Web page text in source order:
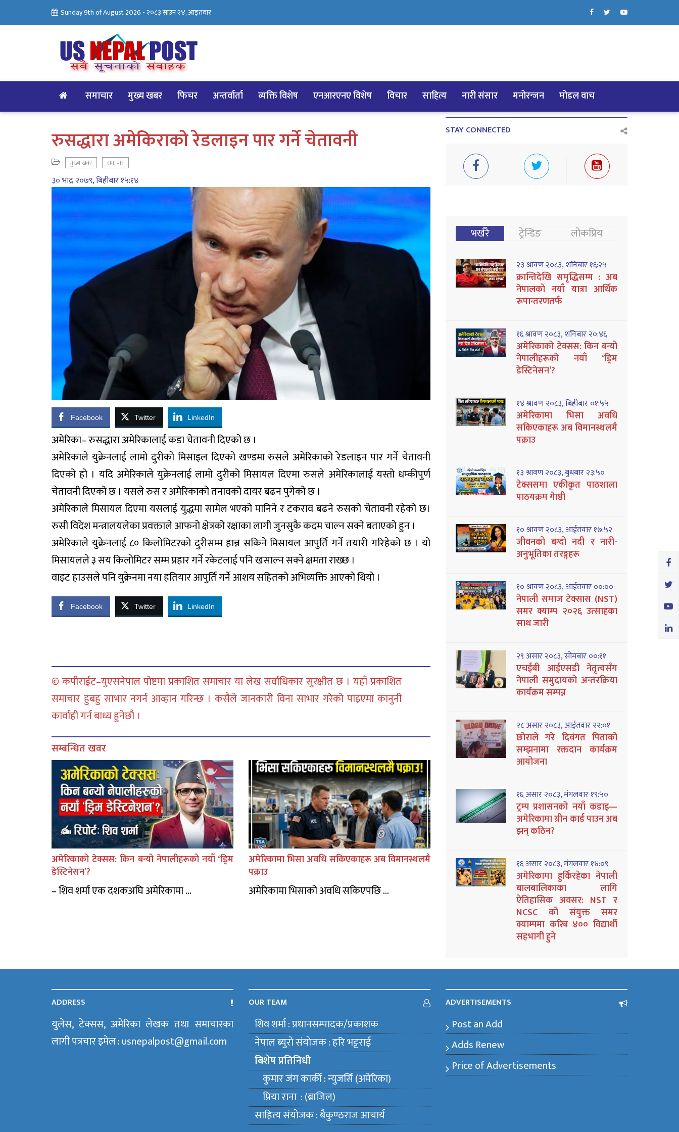
Sunday 9th of August 2026 -२०८३ साउन २४, आइतवार
समाचार मुख्य खबर फिचर अन्तर्वार्ता व्यक्ति विशेष एनआरएनए विशेष विचार साहित्य नारी संसार मनोरन्जन मोडल वाच
रुसद्धारा अमेकिराको रेडलाइन पार गर्ने चेतावनी
मुख्य खबर समाचार
३० भाद्र २०७९, बिहीबार १५:१४
Facebook Twitter LinkedIn
अमेरिका– रुसद्धारा अमेरिकालाई कडा चेतावनी दिएको छ ।
अमेरिकाले युक्रेनलाई लामो दुरीको मिसाइल दिएको खण्डमा रुसले अमेरिकाको रेडलाइन पार गर्ने चेतावनी
दिएको हो । यदि अमेरिकाले युक्रेनलाई लामो दुरीको मिसायल दिएमा रुसले अमेरिकालाई यस्तो धम्कीपुर्ण
चेतावनी दिएको छ । यसले रुस र अमेरिकाको तनावको दायर बढन पुगेको छ ।
अमेरिकाले मिसायल दिएमा यसलाई युद्धमा सामेल भएको मानिने र टकराव बढने रुसको चेतावनी रहेको छ।
रुसी विदेश मन्त्रालयलेका प्रवक्ताले आफनो क्षेत्रको रक्षाका लागी जुनसुकै कदम चाल्न सक्ने बताएको हुन ।
अमेरिकाले युक्रेनलाई ८० किलोमिटरको दुरीसम्म हान्न सकिने मिसायल आपुर्ति गर्ने तयारी गरिहेको छ । यो
मिसायलले ३ सय किलोमिटर सम्म प्रहार गर्ने रकेटलाई पनि खसाल्न सक्ने क्षमता राख्छ ।
वाइट हाउसले पनि युक्रेनमा नया हतियार आपुर्ति गर्ने आशय सहितको अभिव्यक्ति आएको थियो ।
Facebook Twitter LinkedIn
© कपीराईट–युएसनेपाल पोष्टमा प्रकाशित समाचार या लेख सर्वाधिकार सुरक्षीत छ । यहाँ प्रकाशित
समाचार हुबहु साभार नगर्न आव्हान गरिन्छ । कसैले जानकारी विना साभार गरेको पाइएमा कानुनी
कार्वाही गर्न बाध्य हुनेछौ ।
सम्बन्धित खवर
अमेरिकाको टेक्सस: किन बन्यो नेपालीहरूको नयाँ ‘ड्रिम
डेस्टिनेसन’?
– शिव शर्मा एक दशकअघि अमेरिकामा ...
अमेरिकामा भिसा अवधि सकिएकाहरू अब विमानस्थलमै
पक्राउ
अमेरिकामा भिसाको अवधि सकिएपछि ...
STAY CONNECTED
भर्खरै ट्रेन्डिङ लोकप्रिय
२३ श्रावण २०८३, शनिबार १६:२५
क्रान्तिदेखि समृद्धिसम्म : अब
नेपालको नयाँ यात्रा आर्थिक
रूपान्तरणतर्फ
१६ श्रावण २०८३, शनिबार २०:४६
अमेरिकाको टेक्सस: किन बन्यो
नेपालीहरूको नयाँ ‘ड्रिम
डेस्टिनेसन’?
१४ श्रावण २०८३, बिहीबार ०१:५५
अमेरिकामा भिसा अवधि
सकिएकाहरू अब विमानस्थलमै
पक्राउ
१३ श्रावण २०८३, बुधबार २३:५०
टेक्ससमा एकीकृत पाठशाला
पाठयक्रम गेाष्ठी
१० श्रावण २०८३, आईतवार १७:५२
जीवनको बग्दो नदी र नारी-
अनुभूतिका तरङ्गहरू
१० श्रावण २०८३, आईतवार ००:००
नेपाली समाज टेक्सास (NST)
समर क्याम्प २०२६ उत्साहका
साथ जारी
२९ असार २०८३, सोमबार ००:११
एचईबी आईएसडी नेतृत्वसँग
नेपाली समुदायको अन्तरक्रिया
कार्यक्रम सम्पन्न
२८ असार २०८३, आईतवार २२:०१
छोराले गरे दिवंगत पिताको
सम्झनामा रक्तदान कार्यक्रम
आयोजना
१६ असार २०८३, मंगलवार १९:५०
ट्रम्प प्रशासनको नयाँ कडाइ—
अमेरिकामा ग्रीन कार्ड पाउन अब
झन् कठिन?
१६ असार २०८३, मंगलवार १४:०९
अमेरिकामा हुर्किरहेका नेपाली
बालबालिकाका लागि
ऐतिहासिक अवसर: NST र
NCSC को संयुक्त समर
क्याम्पमा करिब ४०० विद्यार्थी
सहभागी हुने
ADDRESS
युलेस, टेक्सस, अमेरिका लेखक तथा समाचारका
लागी पत्रचार इमेल : usnepalpost@gmail.com
OUR TEAM
शिव शर्मा : प्रधानसम्पादक/प्रकाशक
नेपाल ब्युराे संयाेजक : हरि भट्टराई
बिशेष प्रतिनिधी
कुमार जंग कार्की : न्युजर्सि (अमेरिका)
प्रिया राना : (ब्राजिल)
साहित्य संयाेजक : बैकुण्ठराज आचार्य
ADVERTISEMENTS
Post an Add
Adds Renew
Price of Advertisements